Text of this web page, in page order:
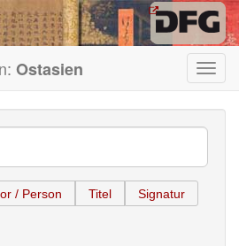
Ostasien
/ Person Titel Signatur